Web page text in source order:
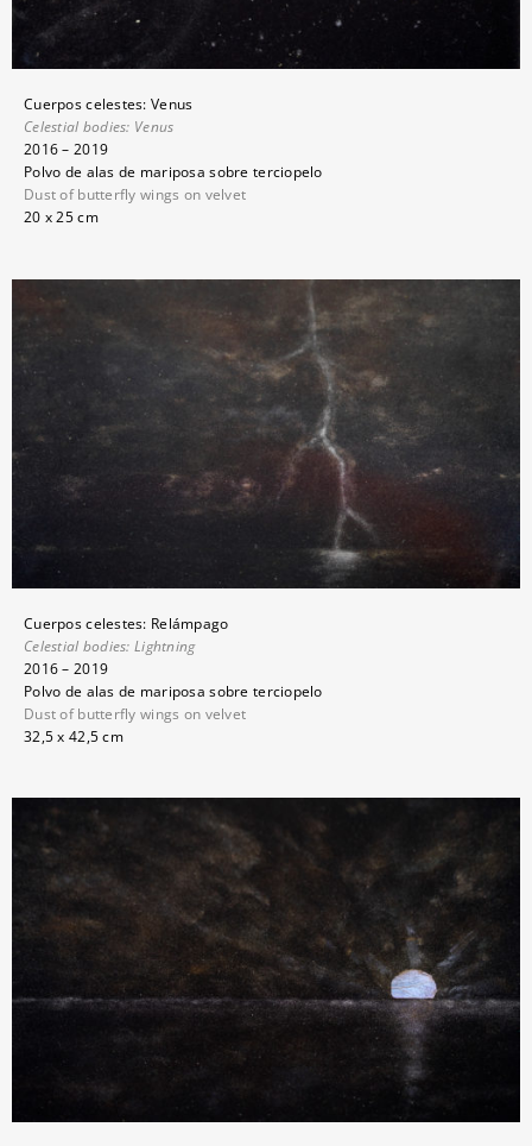
Cuerpos celestes: Venus
Celestial bodies: Venus
2016 – 2019
Polvo de alas de mariposa sobre terciopelo
Dust of butterfly wings on velvet
20 x 25 cm
Cuerpos celestes: Relámpago
Celestial bodies: Lightning
2016 – 2019
Polvo de alas de mariposa sobre terciopelo
Dust of butterfly wings on velvet
32,5 x 42,5 cm